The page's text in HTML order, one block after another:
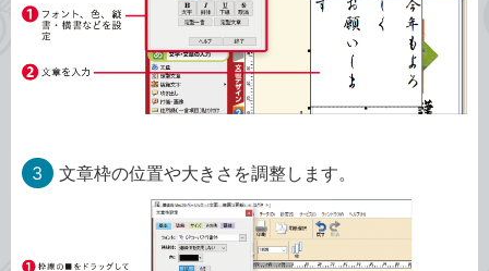
3 文章枠の位置や大きさを調整します。